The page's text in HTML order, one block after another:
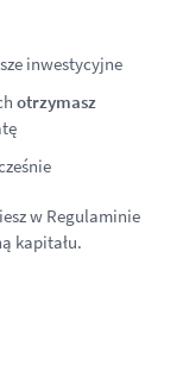
in­westycyjne
otrzy­masz
w Regulaminie
kapitału.